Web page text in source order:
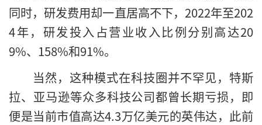
同时，研发费用却一直居高不下，2022年至202
4年，研发投入占营业收入比例分别高达20
9%、158%和91%。
当然，这种模式在科技圈并不罕见，特斯
拉、亚马逊等众多科技公司都曾长期亏损，即
便是当前市值高达4.3万亿美元的英伟达，此前